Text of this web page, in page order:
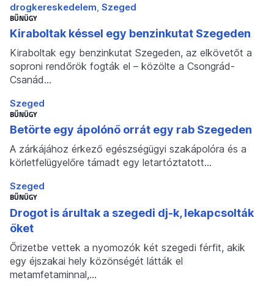
drogkereskedelem Szeged
BŰNÜGY
Kiraboltak késsel egy benzinkutat Szegeden
Kiraboltak egy benzinkutat Szegeden, az elkövetőt a
soproni rendőrök fogták el – közölte a Csongrád-
Csanád…
Szeged
BŰNÜGY
Betörte egy ápolónő orrát egy rab Szegeden
A zárkájához érkező egészségügyi szakápolóra és a
körletfelügyelőre támadt egy letartóztatott…
Szeged
BŰNÜGY
Drogot is árultak a szegedi dj-k, lekapcsolták
őket
Őrizetbe vettek a nyomozók két szegedi férfit, akik
egy éjszakai hely közönségét látták el
metamfetaminnal,…